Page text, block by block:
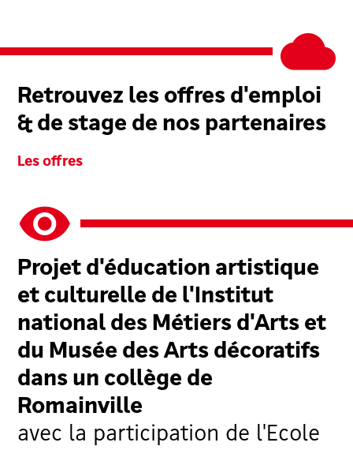
Retrouvez les offres d'emploi
& de stage de nos partenaires
Les offres
Projet d'éducation artistique
et culturelle de l'Institut
national des Métiers d'Arts et
du Musée des Arts décoratifs
dans un collège de
Romainville
avec la participation de l'Ecole